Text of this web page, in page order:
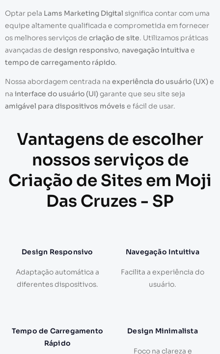
Optar pela Lams Marketing Digital significa contar com uma
equipe altamente qualificada e comprometida em fornecer
os melhores serviços de criação de site. Utilizamos práticas
avançadas de design responsivo, navegação intuitiva e
tempo de carregamento rápido.
Nossa abordagem centrada na experiência do usuário (UX)e
na interface do usuário (UI)garante que seu site seja
amigável para dispositivos móveis e fácil de usar.
Vantagens de escolher
nossos serviços de
Criação de Sites em Moji
Das Cruzes - SP
Design Responsivo
Adaptação automática a
diferentes dispositivos.
Navegação Intuitiva
Facilita a experiência do
usuário.
Tempo de Carregamento
Rápido
Design Minimalista
Foco na clareza e